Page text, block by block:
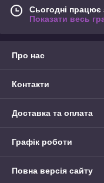
Сьогодні працює
Показати весь
Про нас
Контакти
Доставка та оплата
Графік роботи
Повна версія сайту